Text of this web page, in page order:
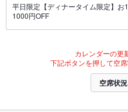
平日限定【ディナータイム限定】お
1000円OFF
カレンダーの更
下記ボタンを押して空
空席状